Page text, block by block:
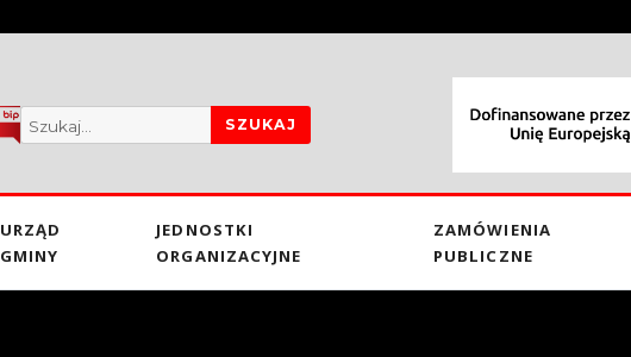
SZUKAJ
URZĄD
GMINY
JEDNOSTKI
ORGANIZACYJNE
ZAMÓWIENIA
PUBLICZNE